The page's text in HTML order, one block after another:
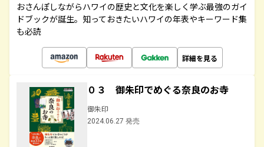
おさんぽしながらハワイの歴史と文化を楽しく学ぶ最強のガイ
ドブックが誕生。知っておきたいハワイの年表やキーワード集
も必読
詳細を見る
０３ 御朱印でめぐる奈良のお寺
御朱印
2024.06.27 発売